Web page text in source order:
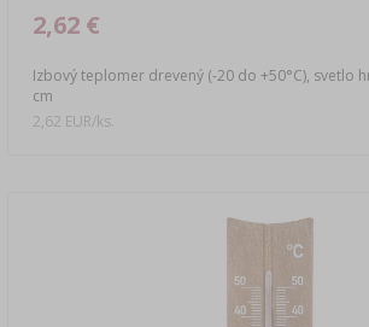
Izbový teplomer drevený (-20 do +50°C), svetlo
cm
2,62 €
2,62 EUR/ks.